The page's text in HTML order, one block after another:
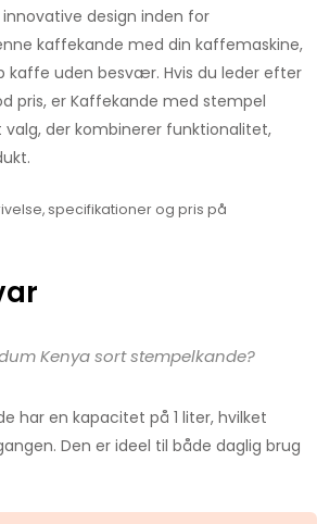
design inden for
kaffekande med din kaffemaskine,
kaffe uden besvær. Hvis du leder efter
pris, er Kaffekande med stempel
valg, der kombinerer funktionalitet,
specifikationer og pris på
Kenya sort stempelkande?
har en kapacitet på 1 liter, hvilket
Den er ideel til både daglig brug